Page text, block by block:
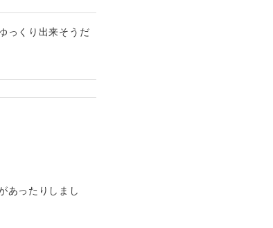
っくり出来そうだ
あったりしまし